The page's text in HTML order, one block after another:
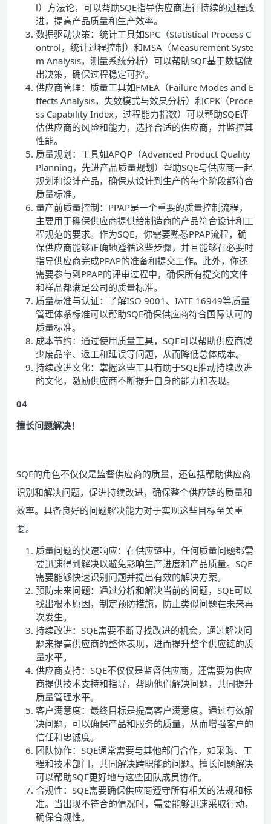
l）方法论，可以帮助SQE指导供应商进行持续的过程改
进，提高产品质量和生产效率。
数据驱动决策：统计工具如SPC（Statistical Process C
ontrol，统计过程控制）和MSA（Measurement Syste
m Analysis，测量系统分析）可以帮助SQE基于数据做
出决策，确保过程稳定可控。
供应商管理：质量工具如FMEA（Failure Modes and E
ffects Analysis，失效模式与效果分析）和CPK（Proce
ss Capability Index，过程能力指数）可以帮助SQE评
估供应商的风险和能力，选择合适的供应商，并监控其
性能。
质量规划：工具如APQP（Advanced Product Quality
Planning，先进产品质量规划）帮助SQE与供应商一起
规划和设计产品，确保从设计到生产的每个阶段都符合
质量标准。
量产前质量控制：PPAP是一个重要的质量控制流程，
主要用于确保供应商提供给制造商的产品符合设计和工
程规范的要求。作为SQE，你需要熟悉PPAP流程，确
保供应商能够正确地遵循这些步骤，并且能够在必要时
指导供应商完成PPAP的准备和提交工作。此外，你还
需要参与到PPAP的评审过程中，确保所有提交的文件
和样品都满足公司的质量标准。
质量标准与认证：了解ISO 9001、IATF 16949等质量
管理体系标准可以帮助SQE确保供应商符合国际认可的
质量标准。
成本节约：通过使用质量工具，SQE可以帮助供应商减
少废品率、返工和延误等问题，从而降低总体成本。
持续改进文化：掌握这些工具有助于SQE推动持续改进
的文化，激励供应商不断提升自身的能力和表现。
04
擅长问题解决！
SQE的角色不仅仅是监督供应商的质量，还包括帮助供应商
识别和解决问题，促进持续改进，确保整个供应链的质量和
效率。具备良好的问题解决能力对于实现这些目标至关重
要。
质量问题的快速响应：在供应链中，任何质量问题都需
要迅速得到解决以避免影响生产进度和产品质量。SQE
需要能够快速识别问题并提出有效的解决方案。
预防未来问题：通过分析和解决当前的问题，SQE可以
找出根本原因，制定预防措施，防止类似问题在未来再
次发生。
持续改进：SQE需要不断寻找改进的机会，通过解决问
题来提高供应商的整体表现，进而提升整个供应链的质
量水平。
供应商支持：SQE不仅仅是监督供应商，还需要为供应
商提供技术支持和指导，帮助他们解决问题，共同提升
质量管理水平。
客户满意度：最终目标是提高客户满意度。通过有效解
决问题，可以确保产品和服务的质量，从而增强客户的
信任和忠诚度。
团队协作：SQE通常需要与其他部门合作，如采购、工
程和技术部门，共同解决跨职能的问题。擅长问题解决
可以帮助SQE更好地与这些团队成员协作。
合规性：SQE需要确保供应商遵守所有相关的法规和标
准。当出现不符合的情况时，需要能够迅速采取行动，
确保合规性。